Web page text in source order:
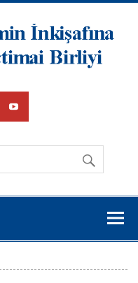
İnkişafına
İctimai
Birliyi